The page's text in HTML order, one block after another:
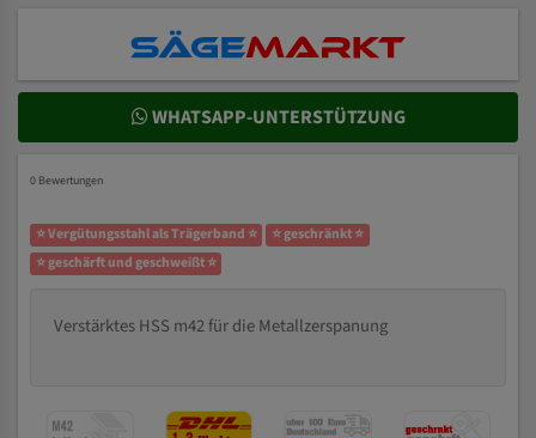
WHATSAPP-UNTERSTÜTZUNG
0 Bewertungen
⭐ Vergütungsstahl als Trägerband ⭐
⭐ geschränkt ⭐
⭐ geschärft und geschweißt ⭐
Verstärktes HSS m42 für die Metallzerspanung